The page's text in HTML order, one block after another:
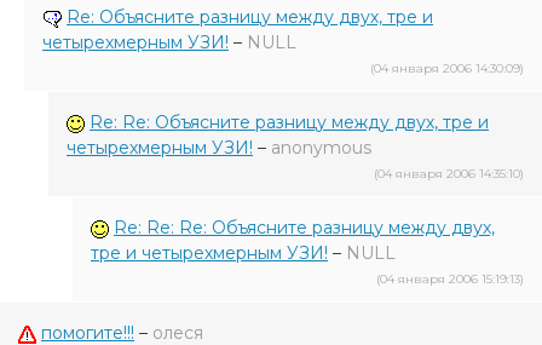
Re: Объясните разницу между двух, тре и
четырехмерным УЗИ! – NULL
(04 января 2006 14:30:09)
Re: Re: Объясните разницу между двух, тре и
четырехмерным УЗИ! – anonymous
(04 января 2006 14:35:10)
Re: Re: Re: Объясните разницу между двух,
тре и четырехмерным УЗИ! – NULL
(04 января 2006 15:19:13)
помогите!!! – олеся